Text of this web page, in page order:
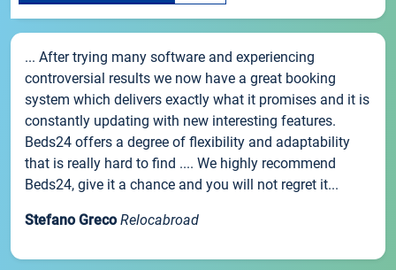
... After trying many software and experiencing
controversial results we now have a great booking
system which delivers exactly what it promises and it is
constantly updating with new interesting features.
Beds24 offers a degree of flexibility and adaptability
that is really hard to find .... We highly recommend
Beds24, give it a chance and you will not regret it...
Stefano Greco Relocabroad